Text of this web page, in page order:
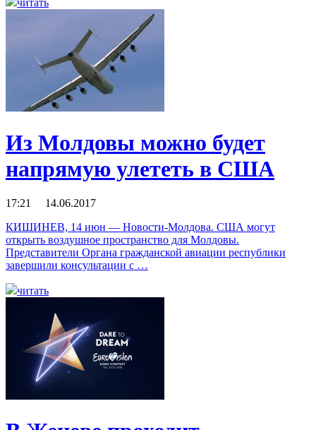
читать
Из Молдовы можно будет
напрямую улететь в США
17:21 14.06.2017
КИШИНЕВ, 14 июн — Новости-Молдова. США могут
открыть воздушное пространство для Молдовы.
Представители Органа гражданской авиации республики
завершили консультации с …
читать